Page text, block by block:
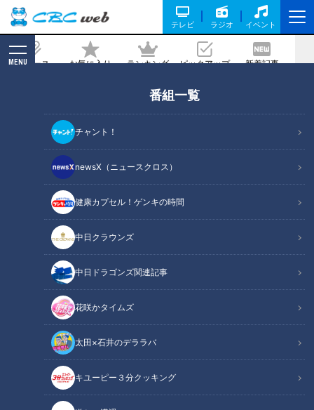
テレビ ラジオ イベント
ニュース お気に入り ランキング ピックアップ 新着記事
MENU
番組一覧
チャント！
newsX（ニュースクロス）
健康カプセル！ゲンキの時間
中日クラウンズ
中日ドラゴンズ関連記事
花咲かタイムズ
太田×石井のデララバ
キユーピー３分クッキング
の名医・研究者が一筆！今年の健康漢字
2024
2024/12/29 07:10
CBCテレビ『健康カプセル！ゲンキの時間』